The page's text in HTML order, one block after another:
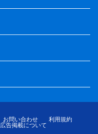
お問い合わせ
利用規約
広告掲載について